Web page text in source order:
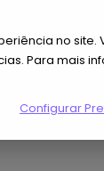
no
Para mais
Configurar